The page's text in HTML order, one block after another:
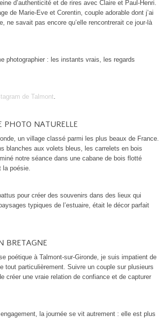
d’authenticité et de rires avec Claire et Paul-Henri.
de Marie-Eve et Corentin, couple adorable dont j’ai
ne savait pas encore qu’elle rencontrerait ce jour-là
photographier : les instants vrais, les regards
de Talmont.
PHOTO NATURELLE
un village classé parmi les plus beaux de France.
blanches aux volets bleus, les carrelets en bois
notre séance dans une cabane de bois flotté
la poésie.
pour créer des souvenirs dans des lieux qui
typiques de l’estuaire, était le décor parfait
BRETAGNE
poétique à Talmont-sur-Gironde, je suis impatient de
tout particulièrement. Suivre un couple sur plusieurs
créer une vraie relation de confiance et de capturer
la journée se vit autrement : elle est plus